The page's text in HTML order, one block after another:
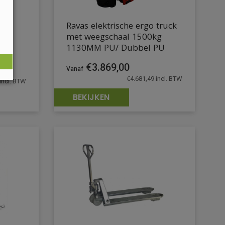
BTW
Ravas elektrische ergo truck
met weegschaal 1500kg
1130MM PU/ Dubbel PU
€3.869,00
€4.681,49incl. BTW
BEKIJKEN